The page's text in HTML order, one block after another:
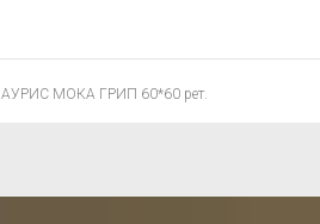
АУРИС МОКА ГРИП 60*60 рет.